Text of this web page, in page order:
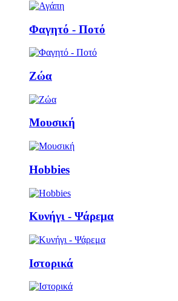
Φαγητό - Ποτό
Ζώα
Μουσική
Ηobbies
Κυνήγι - Ψάρεμα
Ιστορικά